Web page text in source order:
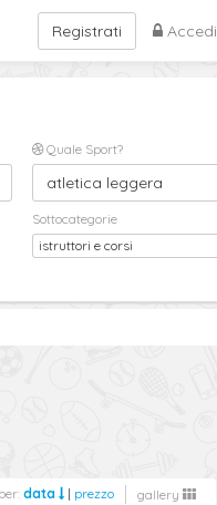
Accedi
Registrati
Quale Sport?
atletica leggera
Sottocategorie
istruttori e corsi
data | prezzo gallery